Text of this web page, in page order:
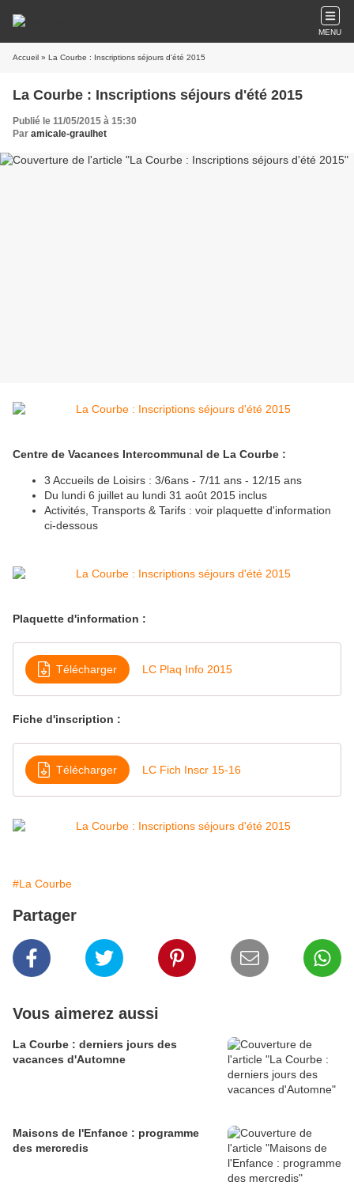
MENU
Accueil » La Courbe : Inscriptions séjours d'été 2015
La Courbe : Inscriptions séjours d'été 2015
Publié le 11/05/2015 à 15:30
Par amicale-graulhet
Centre de Vacances Intercommunal de La Courbe :
3 Accueils de Loisirs : 3/6ans - 7/11 ans - 12/15 ans
Du lundi 6 juillet au lundi 31 août 2015 inclus
Activités, Transports & Tarifs : voir plaquette d'information
ci-dessous
Plaquette d'information :
Télécharger LC Plaq Info 2015
Fiche d'inscription :
Télécharger LC Fich Inscr 15-16
#La Courbe
Partager
Vous aimerez aussi
La Courbe : derniers jours des
vacances d'Automne
Maisons de l'Enfance : programme
des mercredis